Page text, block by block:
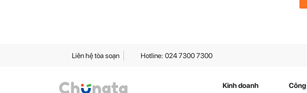
Liên hệ tòa soạn Hotline: 024 7300 7300
Kinh doanh